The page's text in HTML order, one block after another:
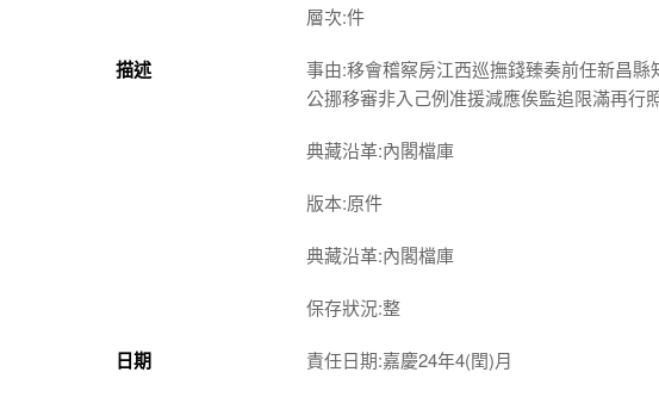
層次:件
描述
事由:移會稽察房江西巡撫錢臻奏前任新昌
公挪移審非入己例准援減應俟監追限滿再行
典藏沿革:內閣檔庫
版本:原件
典藏沿革:內閣檔庫
保存狀況:整
日期 責任日期:嘉慶24年4(閏)月